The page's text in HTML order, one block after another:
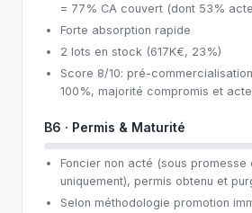
= 77% CA couvert (dont 53%
Forte absorption rapide
2 lots en stock (617K€, 23%)
Score 8/10: pré-
100%, majorité compromis et
B6 · Permis & Maturité
Foncier non acté (sous promesse
uniquement), permis obtenu et
Selon méthodologie promotion